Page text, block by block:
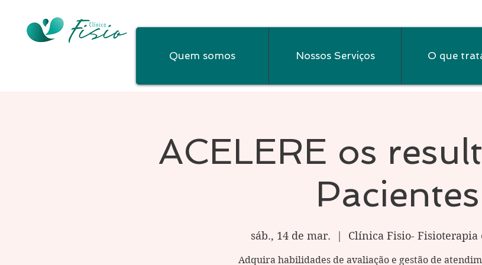
Quem somos Nossos Serviços O que
ACELERE os
Pacientes
sáb., 14 de mar. Clínica Fisio- Fisioterapia
Adquira habilidades de avaliação e gestão de